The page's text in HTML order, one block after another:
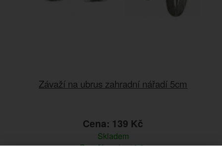
Závaží na ubrus zahradní nářadí 5cm
Cena: 139 Kč
Skladem
Doručíme do: 10.8.